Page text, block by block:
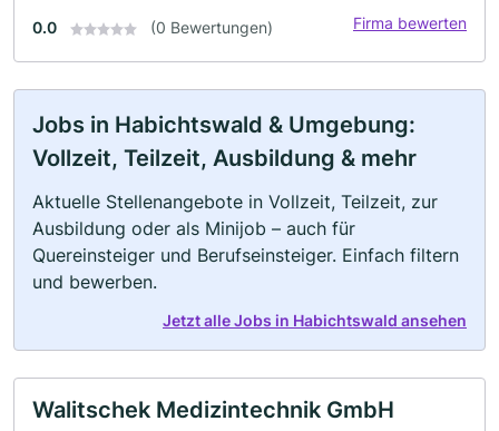
0.0 (0 Bewertungen) Firma bewerten
Jobs in Habichtswald & Umgebung:
Vollzeit, Teilzeit, Ausbildung & mehr
Aktuelle Stellenangebote in Vollzeit, Teilzeit, zur
Ausbildung oder als Minijob – auch für
Quereinsteiger und Berufseinsteiger. Einfach filtern
und bewerben.
Jetzt alle Jobs in Habichtswald ansehen
Walitschek Medizintechnik GmbH